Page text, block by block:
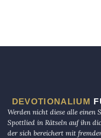
DEVOTIONALIUM
Werden nicht diese alle einen
Spottlied in Rätseln auf ihn
der sich bereichert mit